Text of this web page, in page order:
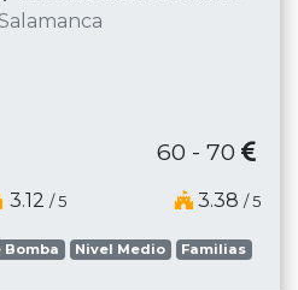
60 - 70
3.12 / 5 3.38 / 5
Bomba Nivel Medio Familias